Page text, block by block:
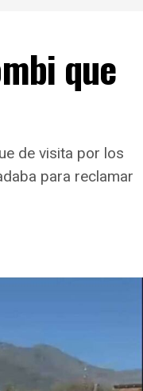
que
de visita por los
para reclamar